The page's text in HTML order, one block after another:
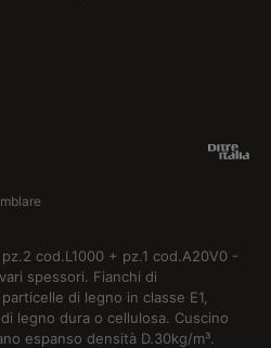
cod.L1000 + pz.1 cod.A20V0 -
spessori. Fianchi di
di legno in classe E1,
legno dura o cellulosa. Cuscino
espanso densità D.30kg/m³.